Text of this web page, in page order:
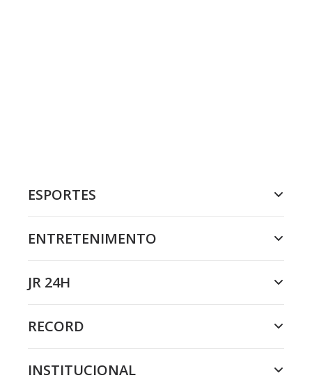
ESPORTES
ENTRETENIMENTO
JR 24H
RECORD
INSTITUCIONAL